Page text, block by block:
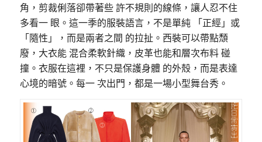
角，剪裁俐落卻帶著些 許不規則的線條，讓人忍不住
多看一 眼。這一季的服裝語言，不是單純 「正經」或
「隨性」，而是兩者之間 的拉扯。西裝可以帶點頹
廢，大衣能 混合柔軟針織，皮革也能和層次布料 碰
撞。衣服在這裡，不只是保護身體 的外殼，而是表達
心境的暗號。每一 次出門，都是一場小型舞台秀。